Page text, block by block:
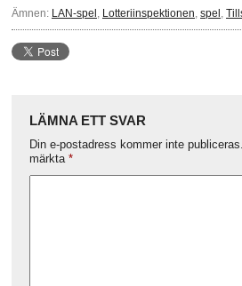
Ämnen: LAN-spel Lotteriinspektionen spel
LÄMNA ETT SVAR
Din e-postadress kommer inte publiceras.
märkta *